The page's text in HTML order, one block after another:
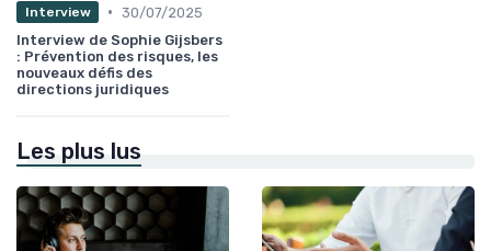
Interview • 30/07/2025
Interview de Sophie Gijsbers
: Prévention des risques, les
nouveaux défis des
directions juridiques
Les plus lus